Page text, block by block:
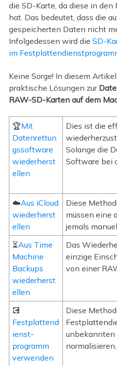
die SD-Karte, da diese in
hat. Das bedeutet, dass die
gespeicherten Daten nicht
Infolgedessen wird die SD-
im
Keine Sorge! In diesem
praktische Lösungen zur
RAW-SD-Karten auf dem
🏆Mit
Datenrettun
gssoftware
wiederherst
ellen
Dies ist die
Solange die
Software bei
☁️Aus iCloud
wiederherst
ellen
Diese
müssen eine
jemals
⏳Aus Time
Machine
Backups
wiederherst
ellen
Das
einzige
von einer
💽
Festplattend
ienst-
programm
verwenden
Diese
unbekannten